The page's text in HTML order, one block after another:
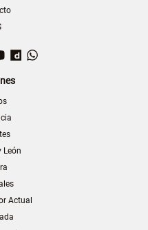
YouTubeDailymotion
León
Actual